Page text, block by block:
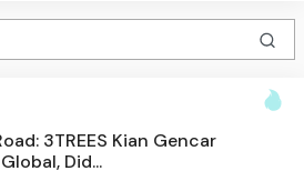
3TREES Kian Gencar
Did...